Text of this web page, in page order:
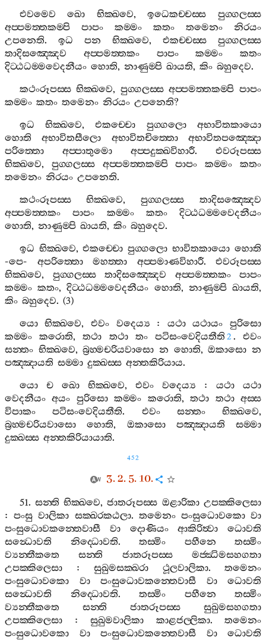
එවමෙව
ඛො භික‍්ඛවෙ,ඉධෙකච‍්චස‍්ස
පුග‍්ගලස‍්ස
අප‍්පමත‍්තකම‍්පි
පාපං කම‍්මං කතං තමෙනං
නිරයං
උපනෙති. ඉධ පන භික‍්ඛවෙ, එකච‍්චස‍්ස
පුග‍්ගලස‍්ස
තාදිසඤ‍්ඤෙව
අප‍්පමත‍්තකං පාපං කම‍්මං
කතං
දිට‍්ඨධම‍්මවෙදනීයං හොති, නාණුම‍්පි ඛායති, කිං බහුදෙව.
කථංරූපස‍්ස භික‍්ඛවෙ, පුග‍්ගලස‍්ස අප‍්පමත‍්තකම‍්පි පාපං
කම‍්මං කතං තමෙනං නිරයං උපනෙති?
ඉධ
භික‍්ඛවෙ,එකච‍්චො පුග‍්ගලො
අභාවිතකායො
හොති
අභාවිතසීලො අභාවිතචිත‍්තො
අභාවිතපඤ‍්ඤො
පරිත‍්තො
අප‍්පාතුමො අප‍්පදුක‍්ඛවිහාරී. එවරූපස‍්ස
භික‍්ඛවෙ, පුග‍්ගලස‍්ස අප‍්පමත‍්තකම‍්පි පාපං කම‍්මං
කතං
තමෙනං නිරයං උපනෙති.
කථංරූපස‍්ස
භික‍්ඛවෙ,පුග‍්ගලස‍්ස
තාදිසඤ‍්ඤෙව
අප‍්පමත‍්තකං
පාපං කම‍්මං කතං
දිට‍්ඨධම‍්මවෙදනීයං
හොති, නාණුම‍්පි ඛායති, කිං බහුදෙව.
ඉධ භික‍්ඛවෙ,එකච‍්චො පුග‍්ගලො භාවිතකායො හොති
-පෙ- අපරිත‍්තො මහත‍්තා අප‍්පමාණවිහාරී. එවරූපස‍්ස
භික‍්ඛවෙ, පුග‍්ගලස‍්ස තාදිසඤ‍්ඤෙව අප‍්පමත‍්තකං
පාපං
කම‍්මං කතං,දිට‍්ඨධම‍්මවෙදනීයං හොති, නාණුම‍්පි ඛායති,
කිං බහුදෙව. (3)
යො
භික‍්ඛවෙ, එවං වදෙය්‍ය : යථා යථායං
පුරිසො
කම‍්මං
කරොති,තථා තථා තං පටිසංවෙදියතීති 2 .එවං
සන‍්තං භික‍්ඛවෙ,බ්‍රහ‍්මචරියවාසො න හොති,ඔකාසො න
පඤ‍්ඤායති සම‍්මා දුක‍්ඛස‍්ස අන‍්තකිරියාය.
යො
ච ඛො භික‍්ඛවෙ, එවං වදෙය්‍ය : යථා
යථා
වෙදනීයං අයං පුරිසො කම‍්මං කරොති,තථා තථා අස‍්ස
විපාකං
පටිසංවෙදියතීති. එවං සන‍්තං භික‍්ඛවෙ,
බ්‍රහ‍්මචරියවාසො
හොති, ඔකාසො පඤ‍්ඤායති
සම‍්මා
දුක‍්ඛස‍්ස අන‍්තකිරියායාති.
452
3. 2. 5. 10.
51. සන‍්ති භික‍්ඛවෙ,ජාතරූපස‍්ස ඔළාරිකා උපක‍්කිලෙසා
:පංසු වාලිකා සක‍්ඛරකඨලා. තමෙනං පංසුධොවකො වා
පංසුධොවකන‍්තෙවාසී
වා දොණියං ආකිරිත්‍වා
ධොවති
සන්‍ධොවති
නිද‍්ධොවති. තස‍්මිං පහීනෙ
තස‍්මිං
ව්‍යන‍්තීකතෙ
සන‍්ති ජාතරූපස‍්ස
මජ‍්ඣිමසහගතා
උපක‍්කිලෙසා : සුඛුමසක‍්ඛරා ථූලවාලිකා. තමෙනං
පංසුධොවකො
වා පංසුධොවකන‍්තෙවාසී වා
ධොවති
සන්‍ධොවති
නිද‍්ධොවති. තස‍්මිං පහීනෙ
තස‍්මිං
ව්‍යන‍්තීකතෙ
සන‍්ති ජාතරූපස‍්ස
සුඛුමසහගතා
උපක‍්කිලෙසා : සුඛුමවාලිකා කාළජල‍්ලිකා. තමෙනං
පංසුධොවකො
වා පංසුධොවකන‍්තෙවාසී වා
ධොවති